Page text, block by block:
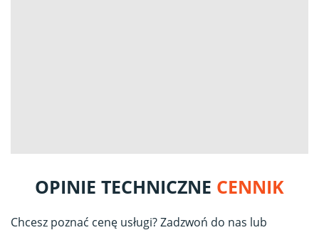
OPINIE TECHNICZNE CENNIK
Chcesz poznać cenę usługi? Zadzwoń do nas lub